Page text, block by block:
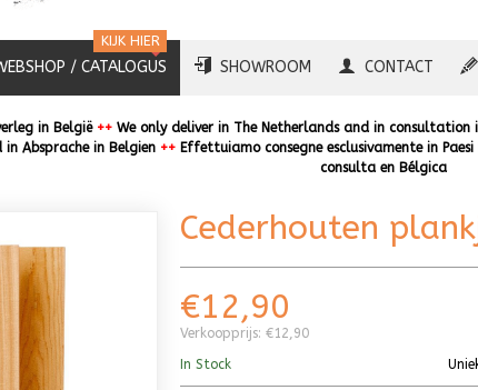
/ CATALOGUS
KIJK HIER
SHOWROOM CONTACT
in België ++ We only deliver in The Netherlands and in consultation
Absprache in Belgien ++Effettuiamo consegne esclusivamente in
consulta en Bélgica
Cederhouten
€12,90
Verkoopprijs: €12,90
In Stock